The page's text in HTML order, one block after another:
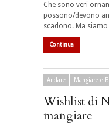
Che sono veri
possono/devono
scadono. Ma
Continua
Andare Mangiare e
Wishlist di
mangiare